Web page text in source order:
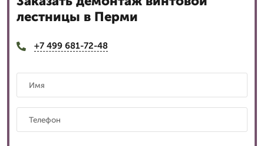
лестницы в Перми
+7 499 681-72-48